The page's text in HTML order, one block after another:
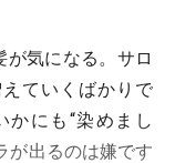
気になる。サロ
ていくばかりで
にも“染めまし
が出るのは嫌です